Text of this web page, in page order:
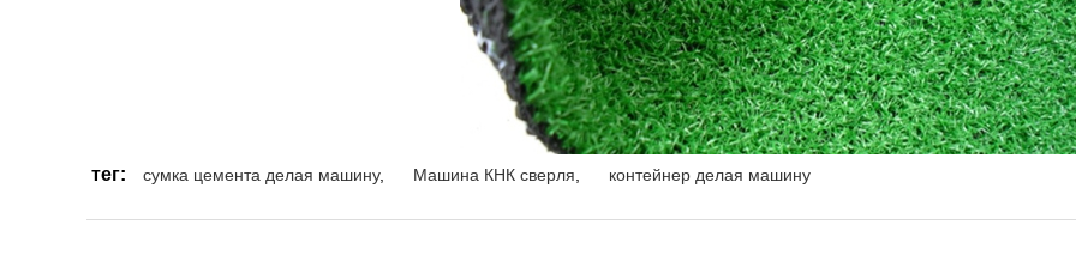
тег: сумка цемента делая машину, Машина КНК сверля контейнер делая машину